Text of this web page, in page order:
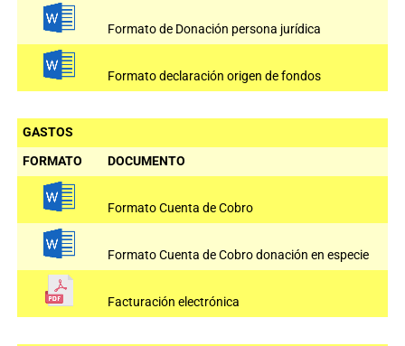
Formato de Donación persona jurídica
Formato declaración origen de fondos
GASTOS
FORMATO
DOCUMENTO
Formato Cuenta de Cobro
Formato Cuenta de Cobro donación en especie
Facturación electrónica